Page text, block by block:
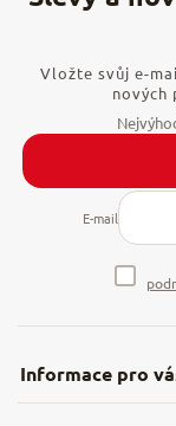
Informace pro
Vložte svůj e-
nových
E-mail